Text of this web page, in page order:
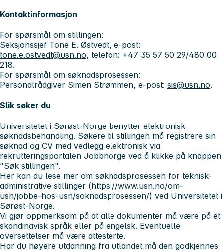
Kontaktinformasjon
For spørsmål om stillingen:
Seksjonssjef Tone E. Østvedt, e-post:
tone.e.ostvedt@usn.no, telefon: +47 35 57 50 29/480 00
218.
For spørsmål om søknadsprosessen:
Personalrådgiver Simen Strømmen, e-post: sis@usn.no.
Slik søker du
Universitetet i Sørøst-Norge benytter elektronisk
søknadsbehandling. Søkere til stillingen må registrere sin
søknad og CV med vedlegg elektronisk via
rekrutteringsportalen Jobbnorge ved å klikke på knappen
"Søk stillingen".
Her kan du lese mer om søknadsprosessen for teknisk-
administrative stillinger (https://www.usn.no/om-
usn/jobbe-hos-usn/soknadsprosessen/) ved Universitetet i
Sørøst-Norge.
Vi gjør oppmerksom på at alle dokumenter må være på et
skandinavisk språk eller på engelsk. Eventuelle
oversettelser må være attesterte.
Har du høyere utdanning fra utlandet må den godkjennes